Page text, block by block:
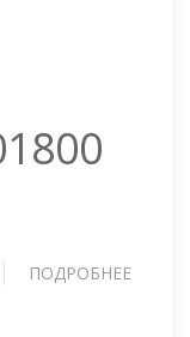
ПОДРОБНЕЕ